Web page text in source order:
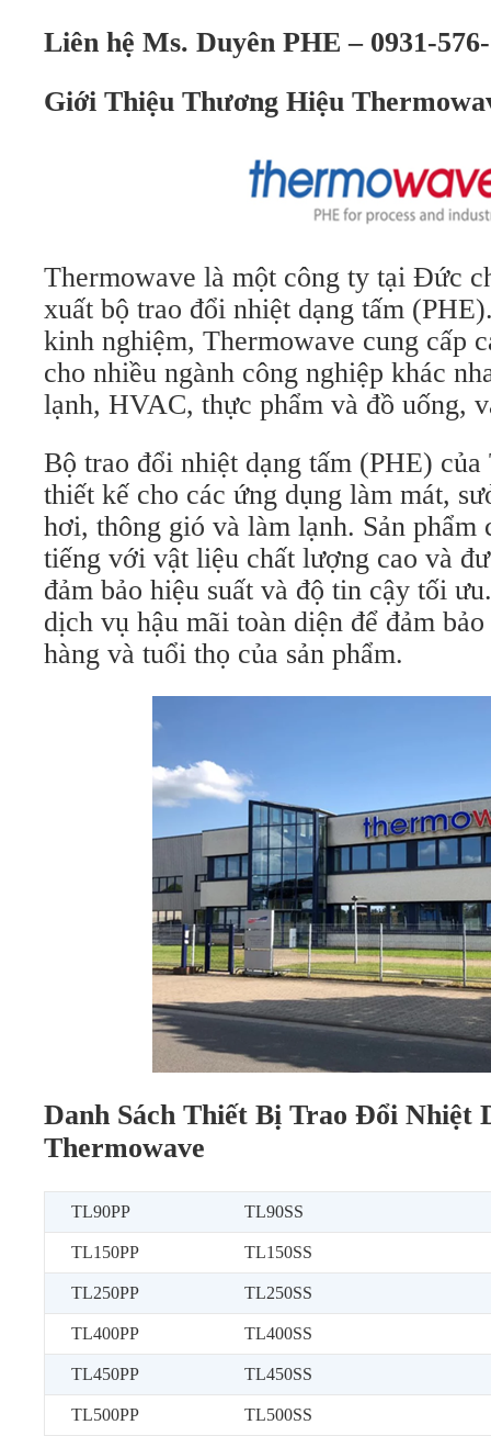
Liên hệ Ms. Duyên PHE – 0931-
Giới Thiệu Thương Hiệu
Thermowave là một công ty tại Đức
xuất bộ trao đổi nhiệt dạng tấm
kinh nghiệm, Thermowave cung cấp
cho nhiều ngành công nghiệp khác
lạnh, HVAC, thực phẩm và đồ uống,
Bộ trao đổi nhiệt dạng tấm (PHE)
thiết kế cho các ứng dụng làm mát,
hơi, thông gió và làm lạnh. Sản phẩm
tiếng với vật liệu chất lượng cao và
đảm bảo hiệu suất và độ tin cậy tối
dịch vụ hậu mãi toàn diện để đảm
hàng và tuổi thọ của sản phẩm.
Danh Sách Thiết Bị Trao Đổi Nhiệt
Thermowave
TL90PP TL90SS
TL150PP TL150SS
TL250PP TL250SS
TL400PP TL400SS
TL450PP TL450SS
TL500PP TL500SS